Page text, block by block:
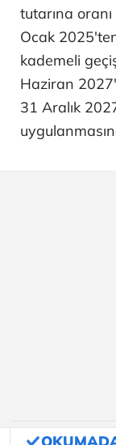
tutarına oranı
Ocak
kademeli
Haziran
31 Aralık